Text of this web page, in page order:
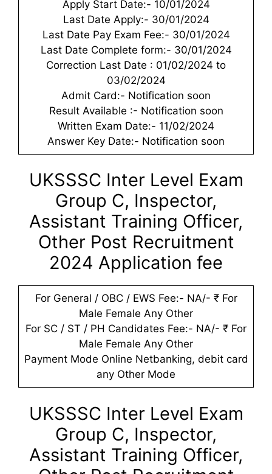
Apply Start Date:- 10/01/2024
Last Date Apply:- 30/01/2024
Last Date Pay Exam Fee:- 30/01/2024
Last Date Complete form:- 30/01/2024
Correction Last Date : 01/02/2024 to
03/02/2024
Admit Card:- Notification soon
Result Available :- Notification soon
Written Exam Date:- 11/02/2024
Answer Key Date:- Notification soon
UKSSSC Inter Level Exam
Group C, Inspector,
Assistant Training Officer,
Other Post Recruitment
2024 Application fee
For General / OBC / EWS Fee:- NA/- ₹ For
Male Female Any Other
For SC / ST / PH Candidates Fee:- NA/- ₹ For
Male Female Any Other
Payment Mode Online Netbanking, debit card
any Other Mode
UKSSSC Inter Level Exam
Group C, Inspector,
Assistant Training Officer,